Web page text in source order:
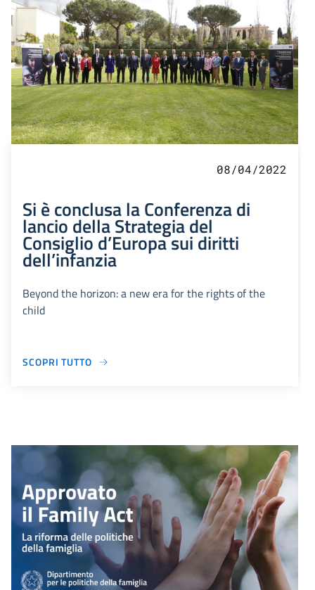
08/04/2022
Si è conclusa la Conferenza di
lancio della Strategia del
Consiglio d’Europa sui diritti
dell’infanzia
Beyond the horizon: a new era for the rights of the
child
SCOPRI TUTTO